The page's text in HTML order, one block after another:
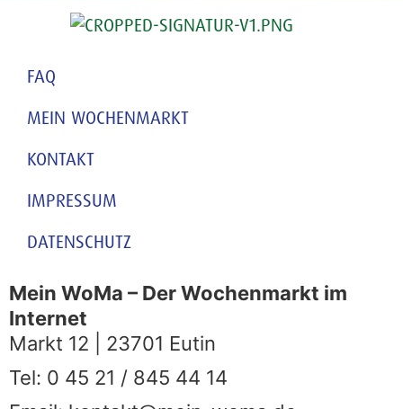
FAQ
MEIN WOCHENMARKT
KONTAKT
IMPRESSUM
DATENSCHUTZ
Mein WoMa – Der Wochenmarkt im
Internet
Markt 12 | 23701 Eutin
Tel: 0 45 21 / 845 44 14